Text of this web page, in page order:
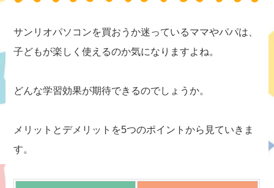
サンリオパソコンを買おうか迷っているママやパパは、
子どもが楽しく使えるのか気になりますよね。
どんな学習効果が期待できるのでしょうか。
メリットとデメリットを5つのポイントから見ていきま
す。